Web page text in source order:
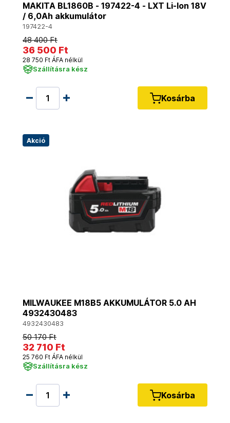
MAKITA BL1860B - 197422-4 - LXT Li-Ion 18V
/ 6,0Ah akkumulátor
197422-4
48 400 Ft
36 500 Ft
28 750 Ft ÁFA nélkül
Szállításra kész
Kosárba
Akció
MILWAUKEE M18B5 AKKUMULÁTOR 5.0 AH
4932430483
4932430483
50 170 Ft
32 710 Ft
25 760 Ft ÁFA nélkül
Szállításra kész
Kosárba